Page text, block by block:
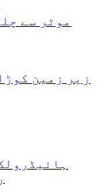
موٹر سے
زیر زمین